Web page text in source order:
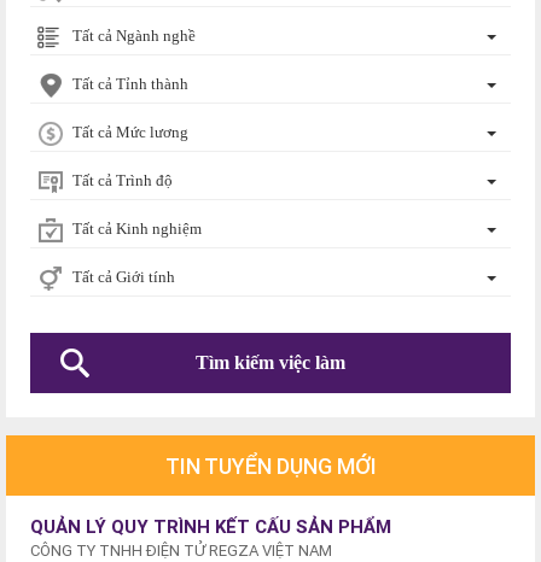
Tất cả Ngành nghề
Tất cả Tỉnh thành
Tất cả Mức lương
Tất cả Trình độ
Tất cả Kinh nghiệm
Tất cả Giới tính
TIN TUYỂN DỤNG MỚI
QUẢN LÝ QUY TRÌNH KẾT CẤU SẢN PHẨM
CÔNG TY TNHH ĐIỆN TỬ REGZA VIỆT NAM